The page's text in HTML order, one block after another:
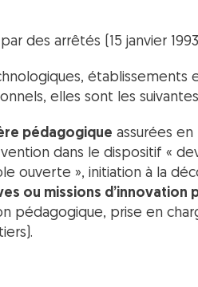
des arrêtés (15 janvier
établissements
elles sont les
pédagogique assurées
dans le dispositif «
ouverte », initiation à la
ou missions d’innovation
pédagogique, prise en